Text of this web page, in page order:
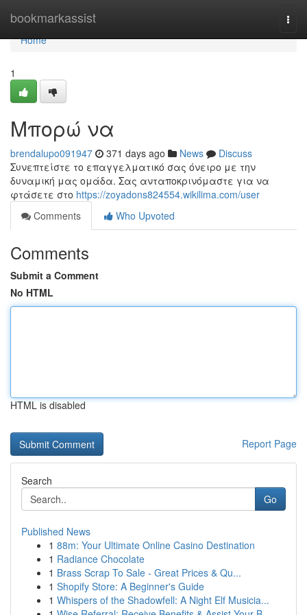
bookmarkassist
Home
Home
1
Μπορώ να
brendalupo091947 371 days ago News
Discuss
Συνεπτείστε το επαγγελματικό σας όνειρο με την
δυναμική μας ομάδα. Σας ανταποκρινόμαστε για να
φτάσετε στο https://zoyadons824554.wikilima.com/user
Comments
Who Upvoted
Comments
Submit a Comment
No HTML
HTML is disabled
Report Page
Search
Go
Published News
1 88m: Your Ultimate Online Casino Destination
1 Radiance Chocolate
1 Brass Scrap To Sale - Great Prices & Qu...
1 Shopify Store: A Beginner's Guide
1 Whispers of the Shadowfell: A Night Elf Musicia...